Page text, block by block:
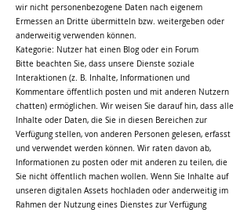
wir nicht personenbezogene Daten nach eigenem
Ermessen an Dritte übermitteln bzw. weitergeben oder
anderweitig verwenden können.
Kategorie: Nutzer hat einen Blog oder ein Forum
Bitte beachten Sie, dass unsere Dienste soziale
Interaktionen (z. B. Inhalte, Informationen und
Kommentare öffentlich posten und mit anderen Nutzern
chatten) ermöglichen. Wir weisen Sie darauf hin, dass alle
Inhalte oder Daten, die Sie in diesen Bereichen zur
Verfügung stellen, von anderen Personen gelesen, erfasst
und verwendet werden können. Wir raten davon ab,
Informationen zu posten oder mit anderen zu teilen, die
Sie nicht öffentlich machen wollen. Wenn Sie Inhalte auf
unseren digitalen Assets hochladen oder anderweitig im
Rahmen der Nutzung eines Dienstes zur Verfügung